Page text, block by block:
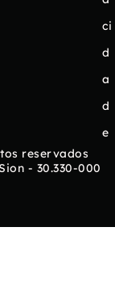
ci
d
a
d
e
reservados
- 30.330-000